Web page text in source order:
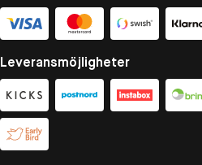
Leveransmöjligheter